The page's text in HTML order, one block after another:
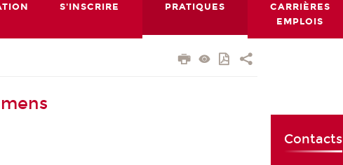
S'INSCRIRE
PRATIQUES
CARRIÈRES
EMPLOIS
Contacts